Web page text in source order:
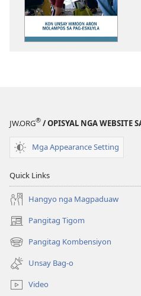
JW.ORG® / OPISYAL NGA WEBSITE
Mga Appearance Setting
Quick Links
Hangyo nga Magpaduaw
Pangitag Tigom
(mo-
open
ug
bag-
ong
window)
Pangitag Kombensiyon
(mo-
open
ug
bag-
ong
Unsay Bag-o
Video